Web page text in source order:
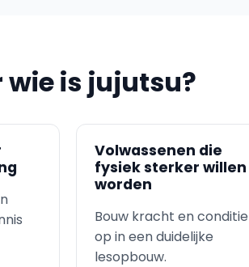
wie is jujutsu?
Volwassenen die
fysiek sterker willen
worden
Bouw kracht en conditie
op in een duidelijke
lesopbouw.